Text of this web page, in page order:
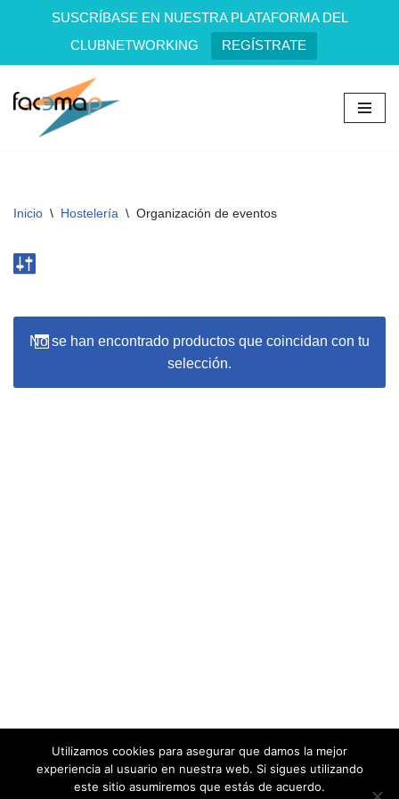
SUSCRÍBASE EN NUESTRA PLATAFORMA DEL
CLUBNETWORKING
REGÍSTRATE
Saltar
Inicio \ Hostelería \ Organización de eventos
No se han encontrado productos que coincidan con tu
selección.
Utilizamos cookies para asegurar que damos la mejor
experiencia al usuario en nuestra web. Si sigues utilizando
este sitio asumiremos que estás de acuerdo.